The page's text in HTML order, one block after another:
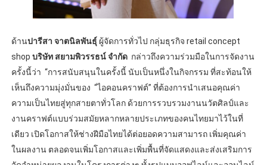
ด้านปารีสา จาตนิลพันธุ์ ผู้จัดการทั่วไป กลุ่มธุรกิจ retail concept
shop บริษัท สยามพิวรรธน์ จำกัด กล่าวถึงความร่วมมือในการจัดงาน
ครั้งนี้ว่า “การสนับสนุนในครั้งนี้ นับเป็นหนึ่งในกิจกรรม ที่สะท้อนให้
เห็นถึงความมุ่งมั่นของ “ไอคอนคราฟต์” ที่ต้องการนำเสนอคุณค่า
ความเป็นไทยสู่ทุกสายตาทั่วโลก ด้วยการรวบรวมงานนวัตศิลป์และ
งานคราฟต์แบบร่วมสมัยหลากหลายประเภทของคนไทยมาไว้ในที่
เดียว เปิดโอกาสให้ช่างฝีมือไทยได้ต่อยอดความสามารถ เพิ่มคุณค่า
ในผลงาน ตลอดจนเพิ่มโอกาสและเพิ่มพื้นที่จัดแสดงและส่งเสริมการ